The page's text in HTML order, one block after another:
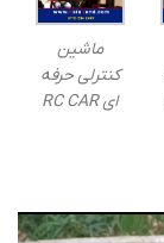
ماشین
کنترلی حرفه
ای RC CAR